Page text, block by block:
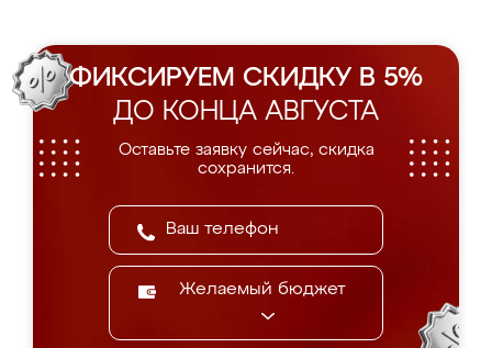
ФИКСИРУЕМ СКИДКУ В 5%
ДО КОНЦА АВГУСТА
Оставьте заявку сейчас, скидка
сохранится.
Желаемый бюджет